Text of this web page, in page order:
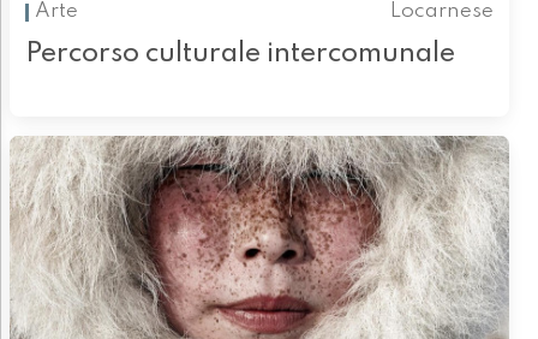
Arte
Locarnese
Percorso culturale intercomunale